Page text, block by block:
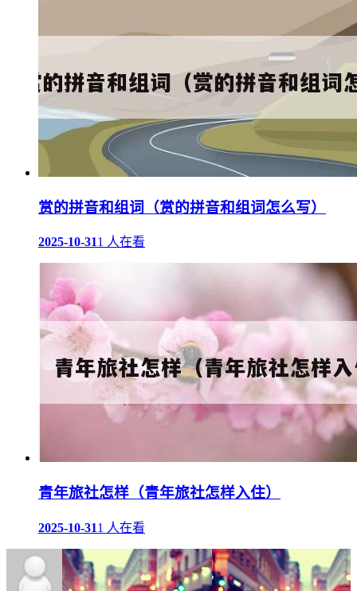
赏的拼音和组词（赏的拼音和组词怎么写）
2025-10-311 人在看
青年旅社怎样（青年旅社怎样入住）
2025-10-311 人在看